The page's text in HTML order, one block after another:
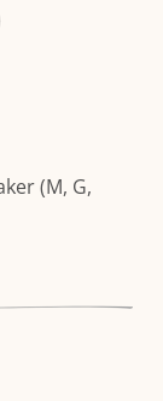
(M, G,